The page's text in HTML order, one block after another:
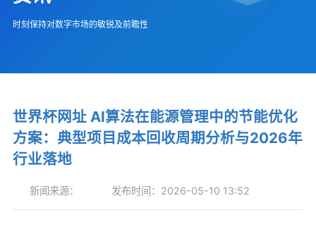
时刻保持对数字市场的敏锐及前瞻性
世界杯网址 AI算法在能源管理中的节能优化
方案：典型项目成本回收周期分析与2026年
行业落地
新闻来源： 发布时间：2026-05-10 13:52